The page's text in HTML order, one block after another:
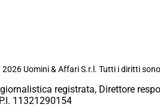
Uomini & Affari S.r.l. Tutti i diritti
registrata, Direttore
11321290154